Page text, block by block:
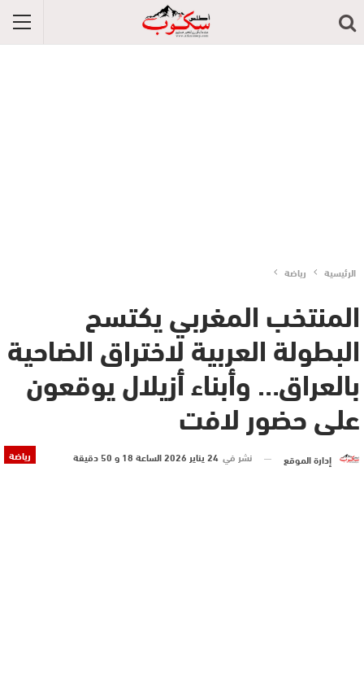
الرئيسية رياضة
المنتخب المغربي يكتسح
البطولة العربية لاختراق الضاحية
بالعراق… وأبناء أزيلال يوقعون
على حضور لافت
رياضة إدارة الموقع نشر في 24 يناير 2026 الساعة 18 و 50 دقيقة